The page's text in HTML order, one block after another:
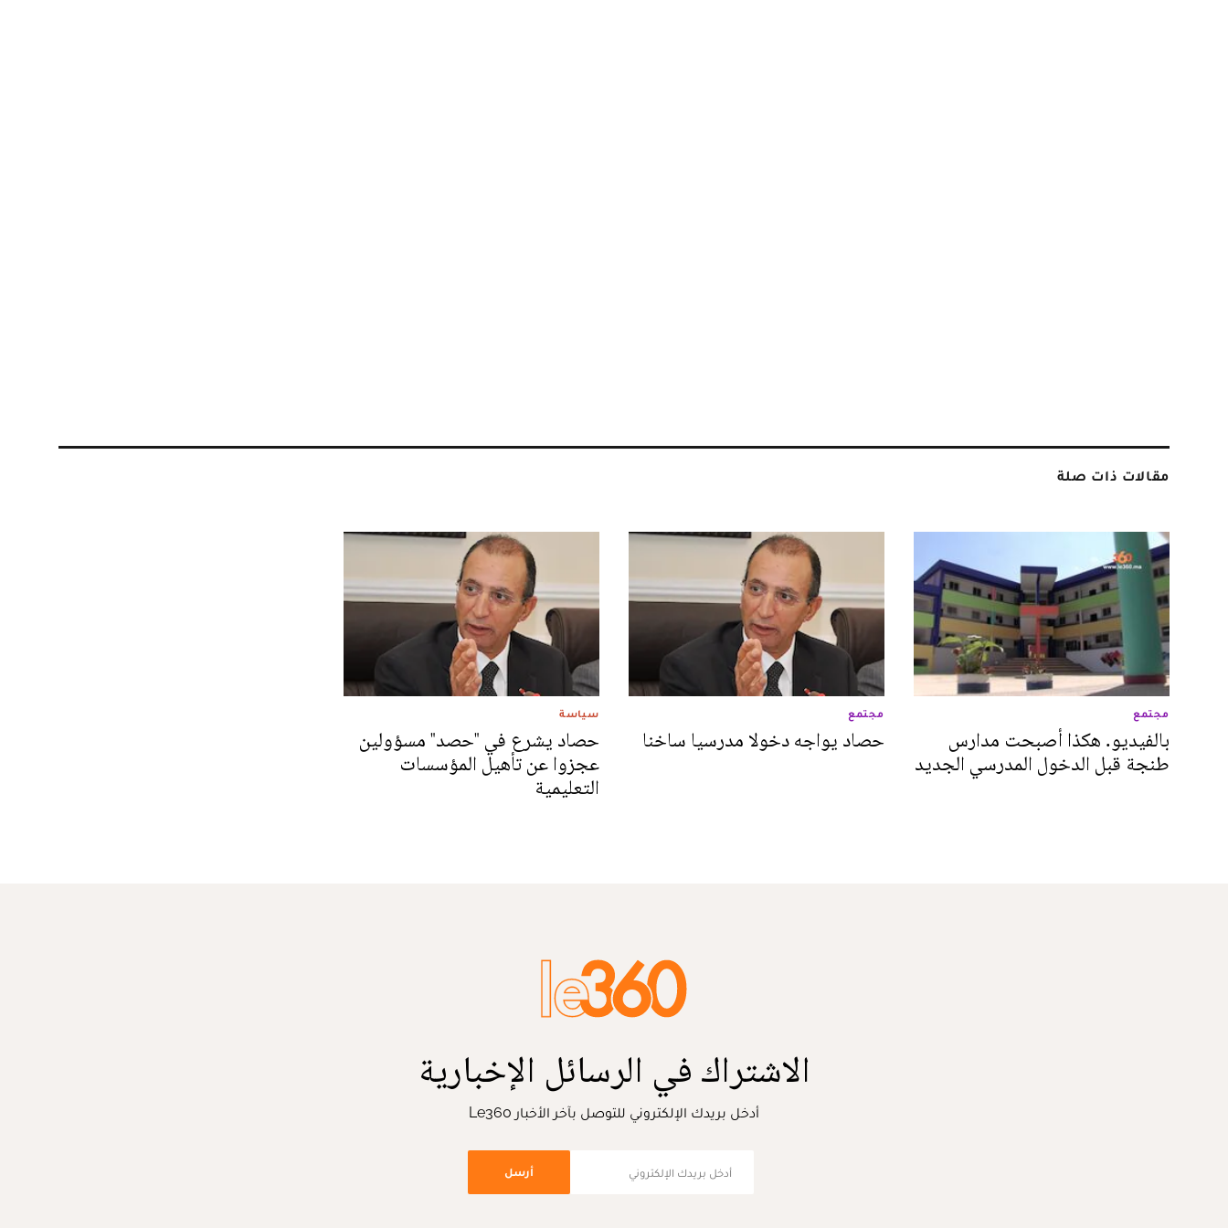
مقالات ذات صلة
مجتمع
بالفيديو. هكذا أصبحت مدارس
طنجة قبل الدخول المدرسي الجديد
مجتمع
حصاد يواجه دخولا مدرسيا ساخنا
سياسة
حصاد يشرع في "حصد" مسؤولين
عجزوا عن تأهيل المؤسسات
التعليمية
الاشتراك في الرسائل الإخبارية
أدخل بريدك الإلكتروني للتوصل بآخر الأخبار Le360
أرسل